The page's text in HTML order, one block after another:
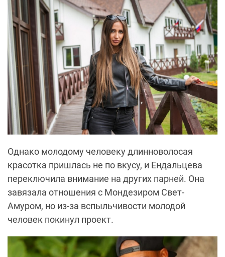
Однако молодому человеку длинноволосая
красотка пришлась не по вкусу, и Ендальцева
переключила внимание на других парней. Она
завязала отношения с Мондезиром Свет-
Амуром, но из-за вспыльчивости молодой
человек покинул проект.